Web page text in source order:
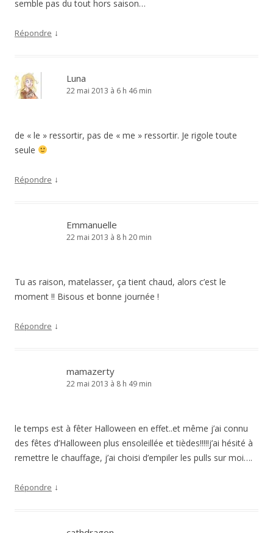
semble pas du tout hors saison…
Répondre ↓
Luna
22 mai 2013 à 6 h 46 min
de « le » ressortir, pas de « me » ressortir. Je rigole toute
seule
Répondre ↓
Emmanuelle
22 mai 2013 à 8 h 20 min
Tu as raison, matelasser, ça tient chaud, alors c’est le
moment !! Bisous et bonne journée !
Répondre ↓
mamazerty
22 mai 2013 à 8 h 49 min
le temps est à fêter Halloween en effet..et même j’ai connu
des fêtes d’Halloween plus ensoleillée et tièdes!!!!!j’ai hésité à
remettre le chauffage, j’ai choisi d’empiler les pulls sur moi….
Répondre ↓